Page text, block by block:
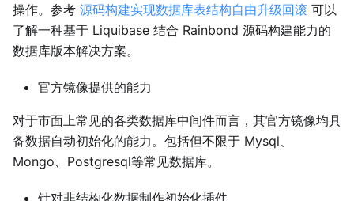
操作。参考 源码构建实现数据库表结构自由升级回滚 可以
了解一种基于 Liquibase 结合 Rainbond 源码构建能力的
数据库版本解决方案。
官方镜像提供的能力
对于市面上常见的各类数据库中间件而言，其官方镜像均具
备数据自动初始化的能力。包括但不限于 Mysql、
Mongo、Postgresql等常见数据库。